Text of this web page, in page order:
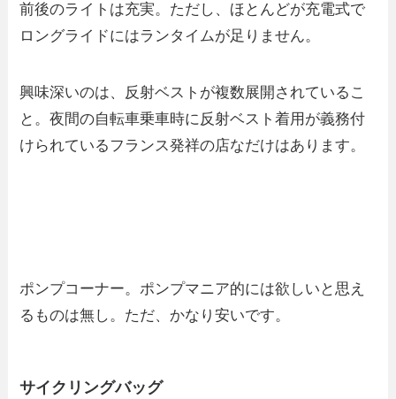
前後のライトは充実。ただし、ほとんどが充電式で
ロングライドにはランタイムが足りません。
興味深いのは、反射ベストが複数展開されているこ
と。夜間の自転車乗車時に反射ベスト着用が義務付
けられているフランス発祥の店なだけはあります。
ポンプコーナー。ポンプマニア的には欲しいと思え
るものは無し。ただ、かなり安いです。
サイクリングバッグ